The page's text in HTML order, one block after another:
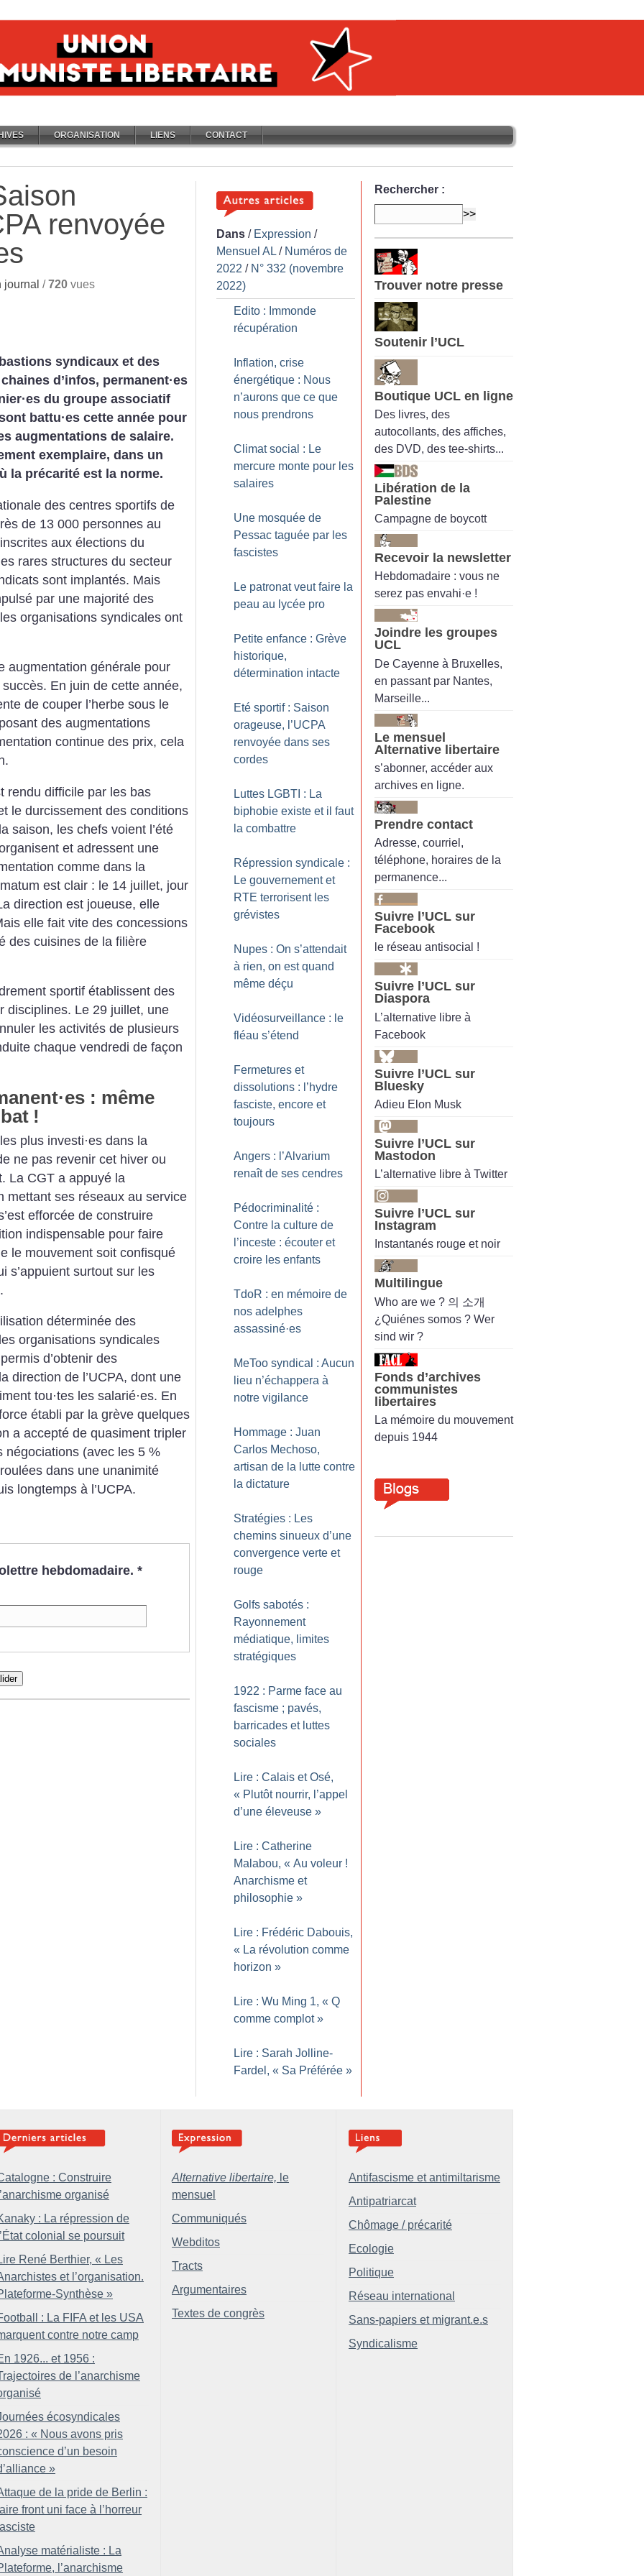
ORGANISATION LIENS CONTACT
renvoyée
/720 vues
syndicaux et des
d’infos, permanent·es
·es du groupe associatif
battu·es cette année pour
augmentations de salaire.
exemplaire, dans un
la précarité est la norme.
des centres sportifs de
de 13 000 personnes au
aux élections du
rares structures du secteur
sont implantés. Mais
par une majorité des
organisations syndicales ont
augmentation générale pour
En juin de cette année,
de couper l’herbe sous le
des augmentations
continue des prix, cela
rendu difficile par les bas
le durcissement des conditions
saison, les chefs voient l’été
et adressent une
comme dans la
est clair : le 14 juillet, jour
direction est joueuse, elle
elle fait vite des concessions
des cuisines de la filière
sportif établissent des
disciplines. Le 29 juillet, une
les activités de plusieurs
chaque vendredi de façon
·es : même
!
plus investi·es dans la
ne pas revenir cet hiver ou
La CGT a appuyé la
mettant ses réseaux au service
efforcée de construire
indispensable pour faire
le mouvement soit confisqué
s’appuient surtout sur les
déterminée des
organisations syndicales
d’obtenir des
direction de l’UCPA, dont une
tou·tes les salarié·es. En
établi par la grève quelques
a accepté de quasiment tripler
négociations (avec les 5 %
dans une unanimité
longtemps à l’UCPA.
hebdomadaire. *
Dans / Expression /
Mensuel AL / Numéros de
2022 / N° 332 (novembre
2022)
Edito : Immonde
récupération
Inflation, crise
énergétique : Nous
n’aurons que ce que
nous prendrons
Climat social : Le
mercure monte pour les
salaires
Une mosquée de
Pessac taguée par les
fascistes
Le patronat veut faire la
peau au lycée pro
Petite enfance : Grève
historique,
détermination intacte
Eté sportif : Saison
orageuse, l’UCPA
renvoyée dans ses
cordes
Luttes LGBTI : La
biphobie existe et il faut
la combattre
Répression syndicale :
Le gouvernement et
RTE terrorisent les
grévistes
Nupes : On s’attendait
à rien, on est quand
même déçu
Vidéosurveillance : le
fléau s’étend
Fermetures et
dissolutions : l’hydre
fasciste, encore et
toujours
Angers : l’Alvarium
renaît de ses cendres
Pédocriminalité :
Contre la culture de
l’inceste : écouter et
croire les enfants
TdoR : en mémoire de
nos adelphes
assassiné·es
MeToo syndical : Aucun
lieu n’échappera à
notre vigilance
Hommage : Juan
Carlos Mechoso,
artisan de la lutte contre
la dictature
Stratégies : Les
chemins sinueux d’une
convergence verte et
rouge
Golfs sabotés :
Rayonnement
médiatique, limites
stratégiques
1922 : Parme face au
fascisme ; pavés,
barricades et luttes
sociales
Lire : Calais et Osé,
« Plutôt nourrir, l’appel
d’une éleveuse »
Lire : Catherine
Malabou, « Au voleur !
Anarchisme et
philosophie »
Lire : Frédéric Dabouis,
« La révolution comme
horizon »
Lire : Wu Ming 1, « Q
comme complot »
Lire : Sarah Jolline-
Fardel, « Sa Préférée »
Rechercher :
Trouver notre presse
Soutenir l’UCL
Boutique UCL en ligne
Des livres, des
autocollants, des affiches,
des DVD, des tee-shirts...
Libération de la
Palestine
Campagne de boycott
Recevoir la newsletter
Hebdomadaire : vous ne
serez pas envahi·e !
Joindre les groupes
UCL
De Cayenne à Bruxelles,
en passant par Nantes,
Marseille...
Le mensuel
Alternative libertaire
s’abonner, accéder aux
archives en ligne.
Prendre contact
Adresse, courriel,
téléphone, horaires de la
permanence...
Suivre l’UCL sur
Facebook
le réseau antisocial !
Suivre l’UCL sur
Diaspora
L’alternative libre à
Facebook
Suivre l’UCL sur
Bluesky
Adieu Elon Musk
Suivre l’UCL sur
Mastodon
L’alternative libre à Twitter
Suivre l’UCL sur
Instagram
Instantanés rouge et noir
Multilingue
Who are we ? 의 소개
¿Quiénes somos ? Wer
sind wir ?
Fonds d’archives
communistes
libertaires
La mémoire du mouvement
depuis 1944
: Construire
organisé
: La répression de
colonial se poursuit
René Berthier, « Les
et l’organisation.
Synthèse »
: La FIFA et les USA
contre notre camp
1926... et 1956 :
de l’anarchisme
écosyndicales
: « Nous avons pris
d’un besoin
»
de la pride de Berlin :
front uni face à l’horreur
matérialiste : La
l’anarchisme
Alternative libertaire, le
mensuel
Communiqués
Webditos
Tracts
Argumentaires
Textes de congrès
Antifascisme et antimiltarisme
Antipatriarcat
Chômage / précarité
Ecologie
Politique
Réseau international
Sans-papiers et migrant.e.s
Syndicalisme